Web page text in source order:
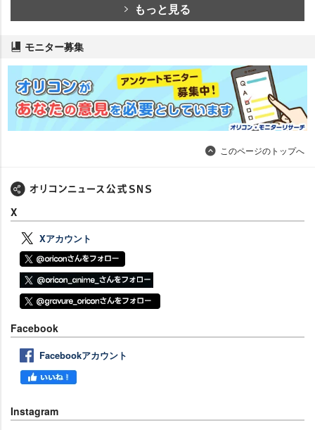
もっと見る
モニター募集
このページのトップへ
X
Xアカウント
Facebook
Facebookアカウント
Instagram